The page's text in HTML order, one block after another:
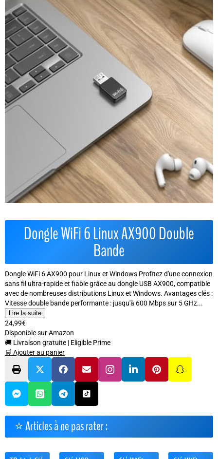
Dongle WiFi 6 Linux AX900 Double
Bande
Dongle WiFi 6 AX900 pour Linux et Windows Profitez d'une connexion
sans fil ultra-rapide et fiable grâce au dongle USB AX900, compatible
avec de nombreuses distributions Linux et Windows. Avantages clés :
Vitesse double bande performante : jusqu'à 600 Mbps sur 5 GHz...
Lire la suite
24,99€
Disponible sur Amazon
🚚 Livraison gratuite | Eligible Prime
🛒 Ajouter au panier
⭐ Articles à ne pas rater :